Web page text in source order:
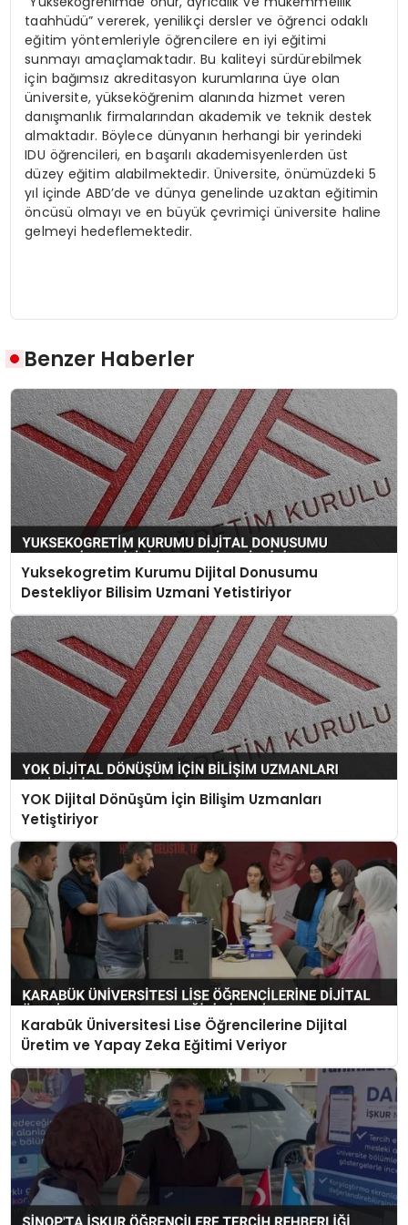
taahhüdü” vererek, yenilikçi dersler ve öğrenci odaklı
eğitim yöntemleriyle öğrencilere en iyi eğitimi
sunmayı amaçlamaktadır. Bu kaliteyi sürdürebilmek
için bağımsız akreditasyon kurumlarına üye olan
üniversite, yükseköğrenim alanında hizmet veren
danışmanlık firmalarından akademik ve teknik destek
almaktadır. Böylece dünyanın herhangi bir yerindeki
IDU öğrencileri, en başarılı akademisyenlerden üst
düzey eğitim alabilmektedir. Üniversite, önümüzdeki 5
yıl içinde ABD’de ve dünya genelinde uzaktan eğitimin
öncüsü olmayı ve en büyük çevrimiçi üniversite haline
gelmeyi hedeflemektedir.
Benzer Haberler
Yuksekogretim Kurumu Dijital Donusumu
Destekliyor Bilisim Uzmani Yetistiriyor
YOK Dijital Dönüşüm İçin Bilişim Uzmanları
Yetiştiriyor
Karabük Üniversitesi Lise Öğrencilerine Dijital
Üretim ve Yapay Zeka Eğitimi Veriyor